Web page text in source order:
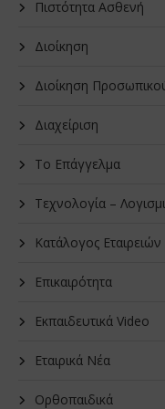
Πιστότητα Ασθενή
Διοίκηση
Διοίκηση
Διαχείριση
Το Επάγγελμα
Τεχνολογία –
Κατάλογος Εταιρειών
Επικαιρότητα
Εκπαιδευτικά Video
Εταιρικά Νέα
Oρθοπαιδικά